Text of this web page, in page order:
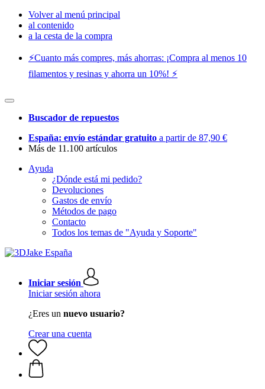
Volver al menú principal
al contenido
a la cesta de la compra
⚡️Cuanto más compres, más ahorras: ¡Compra al menos 10
filamentos y resinas y ahorra un 10%! ⚡️
Buscador de repuestos
España: envío estándar gratuito a partir de 87,90 €
Más de 11.100 artículos
Ayuda
¿Dónde está mi pedido?
Devoluciones
Gastos de envío
Métodos de pago
Contacto
Todos los temas de "Ayuda y Soporte"
Iniciar sesión
Iniciar sesión ahora
¿Eres un nuevo usuario?
Crear una cuenta